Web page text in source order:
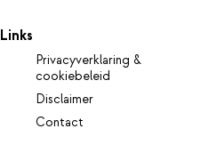
Links
Privacyverklaring &
cookiebeleid
Disclaimer
Contact